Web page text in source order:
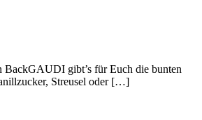
BackGAUDI gibt’s für Euch die bunten
Streusel oder […]